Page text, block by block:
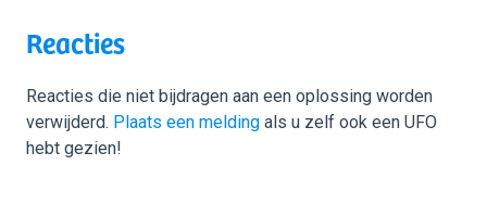
Reacties
Reacties die niet bijdragen aan een oplossing worden
verwijderd. Plaats een melding als u zelf ook een UFO
hebt gezien!